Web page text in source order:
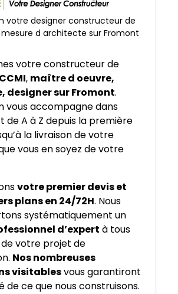
votre designer constructeur de
d architecte sur Fromont
votre constructeur de
CCMI, maître d oeuvre,
designer sur Fromont.
vous accompagne dans
de A à Z depuis la première
la livraison de votre
vous en soyez de votre
votre premier devis et
plans en 24/72H. Nous
systématiquement un
d’expert à tous
de votre projet de
Nos nombreuses
visitablesvous garantiront
de ce que nous construisons.